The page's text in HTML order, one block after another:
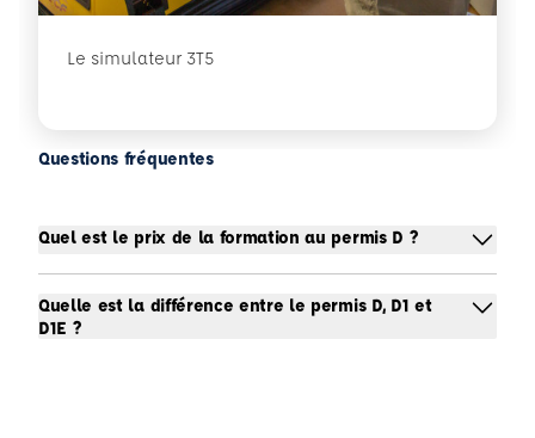
Le simulateur 3T5
Questions fréquentes
Quel est le prix de la formation au permis D ?
Quelle est la différence entre le permis D, D1 et
D1E ?